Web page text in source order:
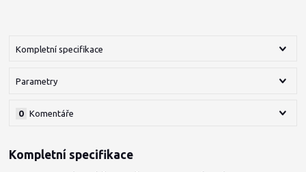
Kompletní specifikace
Parametry
Komentáře
0
Kompletní specifikace